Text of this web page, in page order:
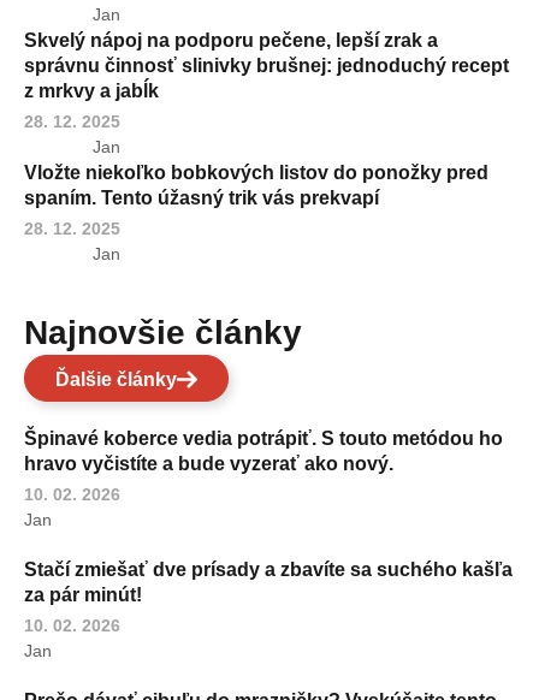
Jan
Skvelý nápoj na podporu pečene, lepší zrak a
správnu činnosť slinivky brušnej: jednoduchý recept
z mrkvy a jabĺk
28. 12. 2025
Jan
Vložte niekoľko bobkových listov do ponožky pred
spaním. Tento úžasný trik vás prekvapí
28. 12. 2025
Jan
Najnovšie články
Ďalšie články
Špinavé koberce vedia potrápiť. S touto metódou ho
hravo vyčistíte a bude vyzerať ako nový.
10. 02. 2026
Jan
Stačí zmiešať dve prísady a zbavíte sa suchého kašľa
za pár minút!
10. 02. 2026
Jan